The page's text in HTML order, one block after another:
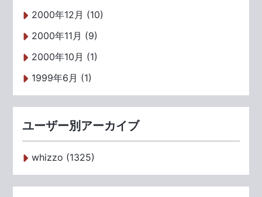
2000年12月 (10)
2000年11月 (9)
2000年10月 (1)
1999年6月 (1)
ユーザー別アーカイブ
whizzo (1325)